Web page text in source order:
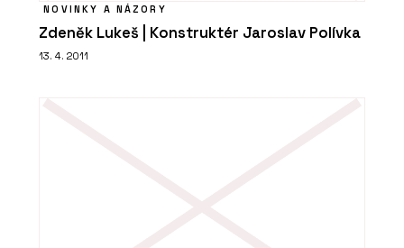
NOVINKY A NÁZORY
Zdeněk Lukeš | Konstruktér Jaroslav Polívka
13. 4. 2011